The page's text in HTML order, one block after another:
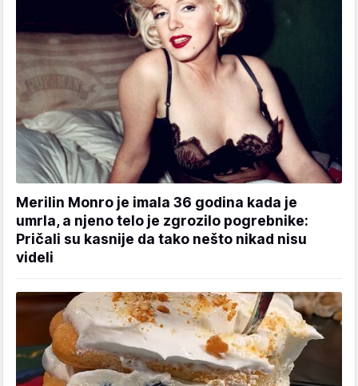
Merilin Monro je imala 36 godina kada je
umrla, a njeno telo je zgrozilo pogrebnike:
Pričali su kasnije da tako nešto nikad nisu
videli